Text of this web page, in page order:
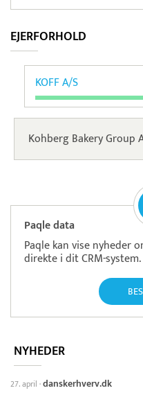
EJERFORHOLD
KOFF A/S
Kohberg Bakery Group
Paqle data
Paqle kan vise nyheder
direkte i dit CRM-system.
NYHEDER
27. april ·danskerhverv.dk